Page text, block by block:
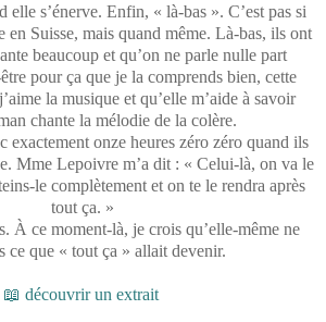
elle s’énerve. Enfin, « là-bas ». C’est pas si
en Suisse, mais quand même. Là-bas, ils ont
beaucoup et qu’on ne parle nulle part
pour ça que je la comprends bien, cette
la musique et qu’elle m’aide à savoir
chante la mélodie de la colère.
exactement onze heures zéro zéro quand ils
Mme Lepoivre m’a dit : « Celui-là, on va le
le complètement et on te le rendra après
tout ça. »
À ce moment-là, je crois qu’elle-même ne
ce que « tout ça » allait devenir.
📖 découvrir un extrait